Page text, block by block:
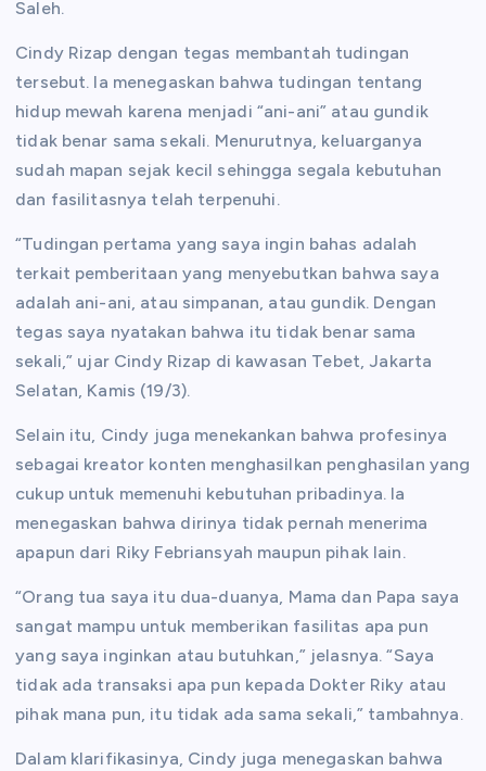
Saleh.
Cindy Rizap dengan tegas membantah tudingan
tersebut. Ia menegaskan bahwa tudingan tentang
hidup mewah karena menjadi “ani-ani” atau gundik
tidak benar sama sekali. Menurutnya, keluarganya
sudah mapan sejak kecil sehingga segala kebutuhan
dan fasilitasnya telah terpenuhi.
“Tudingan pertama yang saya ingin bahas adalah
terkait pemberitaan yang menyebutkan bahwa saya
adalah ani-ani, atau simpanan, atau gundik. Dengan
tegas saya nyatakan bahwa itu tidak benar sama
sekali,” ujar Cindy Rizap di kawasan Tebet, Jakarta
Selatan, Kamis (19/3).
Selain itu, Cindy juga menekankan bahwa profesinya
sebagai kreator konten menghasilkan penghasilan yang
cukup untuk memenuhi kebutuhan pribadinya. Ia
menegaskan bahwa dirinya tidak pernah menerima
apapun dari Riky Febriansyah maupun pihak lain.
“Orang tua saya itu dua-duanya, Mama dan Papa saya
sangat mampu untuk memberikan fasilitas apa pun
yang saya inginkan atau butuhkan,” jelasnya. “Saya
tidak ada transaksi apa pun kepada Dokter Riky atau
pihak mana pun, itu tidak ada sama sekali,” tambahnya.
Dalam klarifikasinya, Cindy juga menegaskan bahwa